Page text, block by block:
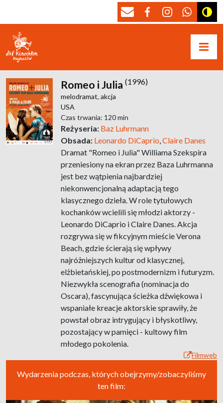
Romeo i Julia (1996)
melodramat, akcja
USA
Czas trwania: 120 min
Reżyseria: Baz Luhrmann
Obsada: Leonardo DiCaprio Claire Danes
Dramat "Romeo i Julia" Williama Szekspira
przeniesiony na ekran przez Baza Luhrmanna
jest bez wątpienia najbardziej
niekonwencjonalną adaptacją tego
klasycznego dzieła. W role tytułowych
kochanków wcielili się młodzi aktorzy -
Leonardo DiCaprio i Claire Danes. Akcja
rozgrywa się w fikcyjnym mieście Verona
Beach, gdzie ścierają się wpływy
najróżniejszych kultur od klasycznej,
elżbietańskiej, po postmodernizm i futuryzm.
Niezwykła scenografia (nominacja do
Oscara), fascynująca ścieżka dźwiękowa i
wspaniałe kreacje aktorskie sprawiły, że
powstał obraz intrygujący i błyskotliwy,
pozostający w pamięci - kultowy film
młodego pokolenia.
Filmweb
Wydarzenia podczas, których obejrzymy/zobaczyliśmy
ten film: